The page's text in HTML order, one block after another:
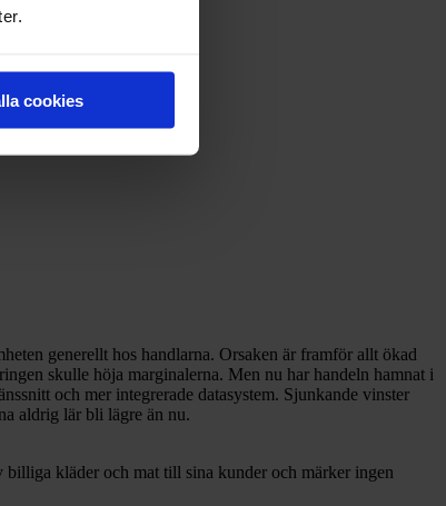
cookies
generellt hos handlarna. Orsaken är framför allt ökad
skulle höja marginalerna. Men nu har handeln hamnat i
och mer integrerade datasystem. Sjunkande vinster
aldrig lär bli lägre än nu.
kläder och mat till sina kunder och märker ingen